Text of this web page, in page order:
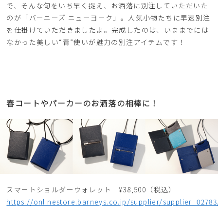
で、そんな旬をいち早く捉え、お洒落に別注していただいた
のが「バーニーズ ニューヨーク」。人気小物たちに早速別注
を仕掛けていただきましたよ。完成したのは、いままでには
なかった美しい“青”使いが魅力の別注アイテムです！
春コートやパーカーのお洒落の相棒に！
スマートショルダーウォレット ¥38,500（税込）
https://onlinestore.barneys.co.jp/supplier/